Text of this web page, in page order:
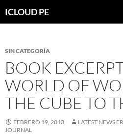
hacia
ICLOUD PE
SIN CATEGORÍA
BOOK
WORLD OF
THE CUBE TO
FEBRERO 19, 2013
LATEST NEWS
JOURNAL